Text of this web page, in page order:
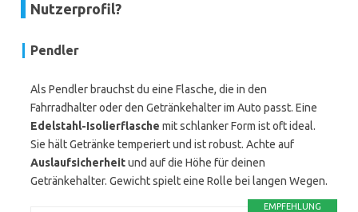
Nutzerprofil?
Pendler
Als Pendler brauchst du eine Flasche, die in den
Fahrradhalter oder den Getränkehalter im Auto passt. Eine
Edelstahl-Isolierflasche mit schlanker Form ist oft ideal.
Sie hält Getränke temperiert und ist robust. Achte auf
Auslaufsicherheitund auf die Höhe für deinen
Getränkehalter. Gewicht spielt eine Rolle bei langen Wegen.
EMPFEHLUNG